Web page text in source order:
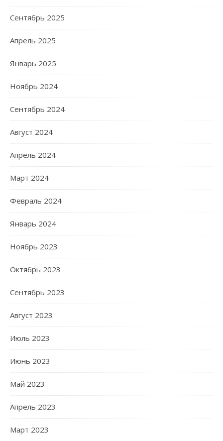
Сентябрь 2025
Апрель 2025
Январь 2025
Ноябрь 2024
Сентябрь 2024
Август 2024
Апрель 2024
Март 2024
Февраль 2024
Январь 2024
Ноябрь 2023
Октябрь 2023
Сентябрь 2023
Август 2023
Июль 2023
Июнь 2023
Май 2023
Апрель 2023
Март 2023